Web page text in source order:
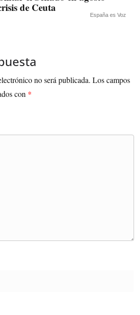
de Ceuta
España es Voz
no será publicada. Los campos
con *